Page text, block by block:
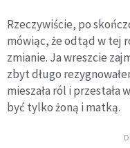
Rzeczywiście, po
mówiąc, że odtąd w tej
zmianie. Ja wreszcie
zbyt długo
mieszała ról i przestała
być tylko żoną i matką.